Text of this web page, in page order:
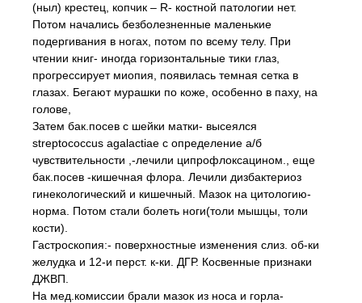
(ныл) крестец, копчик – R- костной патологии нет.
Потом начались безболезненные маленькие
подергивания в ногах, потом по всему телу. При
чтении книг- иногда горизонтальные тики глаз,
прогрессирует миопия, появилась темная сетка в
глазах. Бегают мурашки по коже, особенно в паху, на
голове,
Затем бак.посев с шейки матки- высеялся
streptococcus agalactiae с определение а/б
чувствительности ,-лечили ципрофлоксацином., еще
бак.посев -кишечная флора. Лечили дизбактериоз
гинекологический и кишечный. Мазок на цитологию-
норма. Потом стали болеть ноги(толи мышцы, толи
кости).
Гастроскопия:- поверхностные изменения слиз. об-ки
желудка и 12-и перст. к-ки. ДГР. Косвенные признаки
ДЖВП.
На мед.комиссии брали мазок из носа и горла-